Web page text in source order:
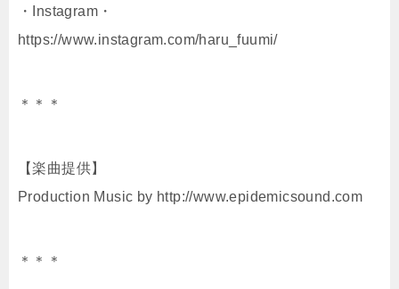
・Instagram・
https://www.instagram.com/haru_fuumi/
＊＊＊
【楽曲提供】
Production Music by http://www.epidemicsound.com
＊＊＊